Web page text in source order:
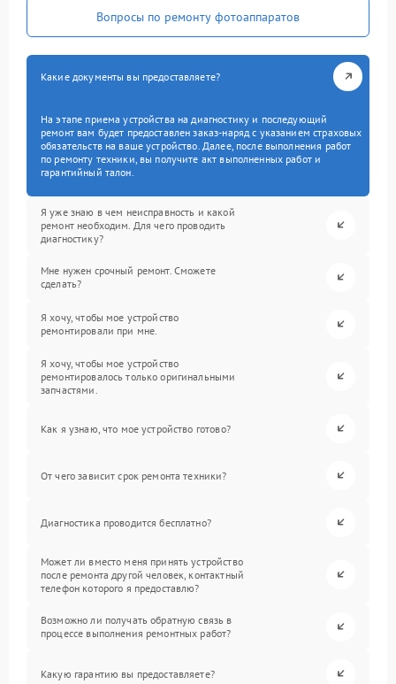
Вопросы по ремонту фотоаппаратов
Какие документы вы предоставляете?
На этапе приема устройства на диагностику и последующий
ремонт вам будет предоставлен заказ-наряд с указанием страховых
обязательств на ваше устройство. Далее, после выполнения работ
по ремонту техники, вы получите акт выполненных работ и
гарантийный талон.
Я уже знаю в чем неисправность и какой
ремонт необходим. Для чего проводить
диагностику?
Мне нужен срочный ремонт. Сможете
сделать?
Я хочу, чтобы мое устройство
ремонтировали при мне.
Я хочу, чтобы мое устройство
ремонтировалось только оригинальными
запчастями.
Как я узнаю, что мое устройство готово?
От чего зависит срок ремонта техники?
Диагностика проводится бесплатно?
Может ли вместо меня принять устройство
после ремонта другой человек, контактный
телефон которого я предоставлю?
Возможно ли получать обратную связь в
процессе выполнения ремонтных работ?
Какую гарантию вы предоставляете?